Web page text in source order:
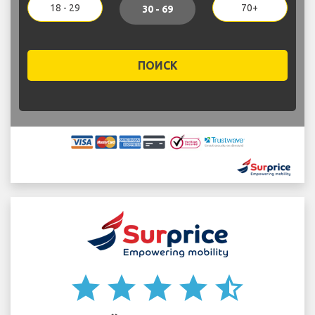
18 - 29 30 - 69 70+
ПОИСК
star star star star star_half